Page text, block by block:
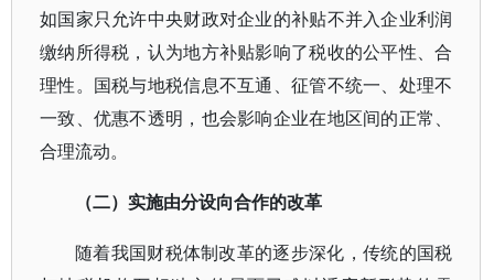
如国家只允许中央财政对企业的补贴不并入企业利润
缴纳所得税，认为地方补贴影响了税收的公平性、合
理性。国税与地税信息不互通、征管不统一、处理不
一致、优惠不透明，也会影响企业在地区间的正常、
合理流动。
（二）实施由分设向合作的改革
随着我国财税体制改革的逐步深化，传统的国税